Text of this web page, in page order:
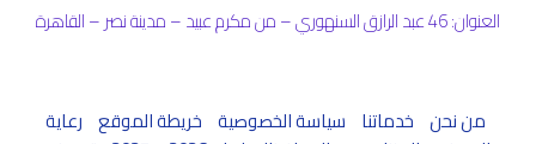
العنوان: 46 عبد الرازق السنهوري – من مكرم عبيد – مدينة نصر – القاهرة
من نحن خدماتنا سياسة الخصوصية خريطة الموقع رعاية